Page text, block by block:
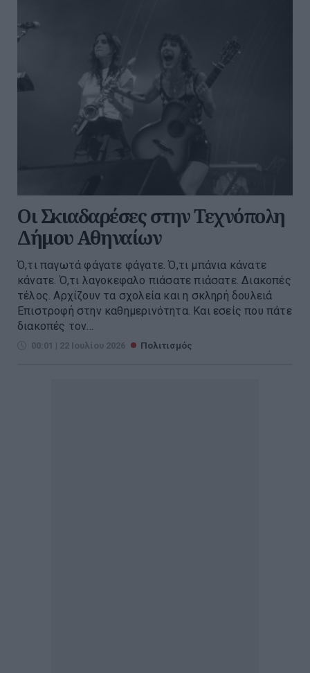
Οι Σκιαδαρέσες στην Τεχνόπολη
Δήμου Αθηναίων
Ό,τι παγωτά φάγατε φάγατε. Ό,τι μπάνια κάνατε
κάνατε. Ό,τι λαγοκεφαλο πιάσατε πιάσατε. Διακοπές
τέλος. Αρχίζουν τα σχολεία και η σκληρή δουλειά
Επιστροφή στην καθημερινότητα. Και εσείς που πάτε
διακοπές τον...
00:01 | 22 Ιουλίου 2026 Πολιτισμός